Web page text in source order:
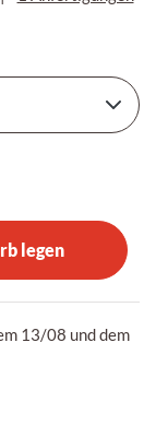
legen
13/08 und dem